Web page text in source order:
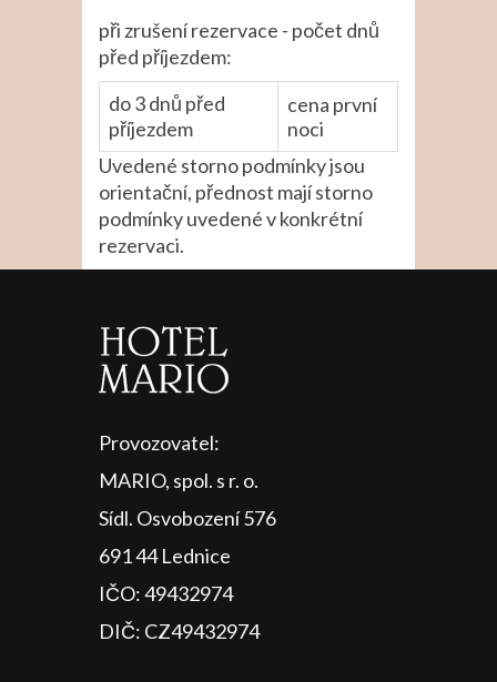
při zrušení rezervace - počet dnů
před příjezdem:
do 3 dnů před
příjezdem
cena první
noci
Uvedené storno podmínky jsou
orientační, přednost mají storno
podmínky uvedené v konkrétní
rezervaci.
Provozovatel:
MARIO, spol. s r. o.
Sídl. Osvobození 576
691 44 Lednice
IČO: 49432974
DIČ: CZ49432974